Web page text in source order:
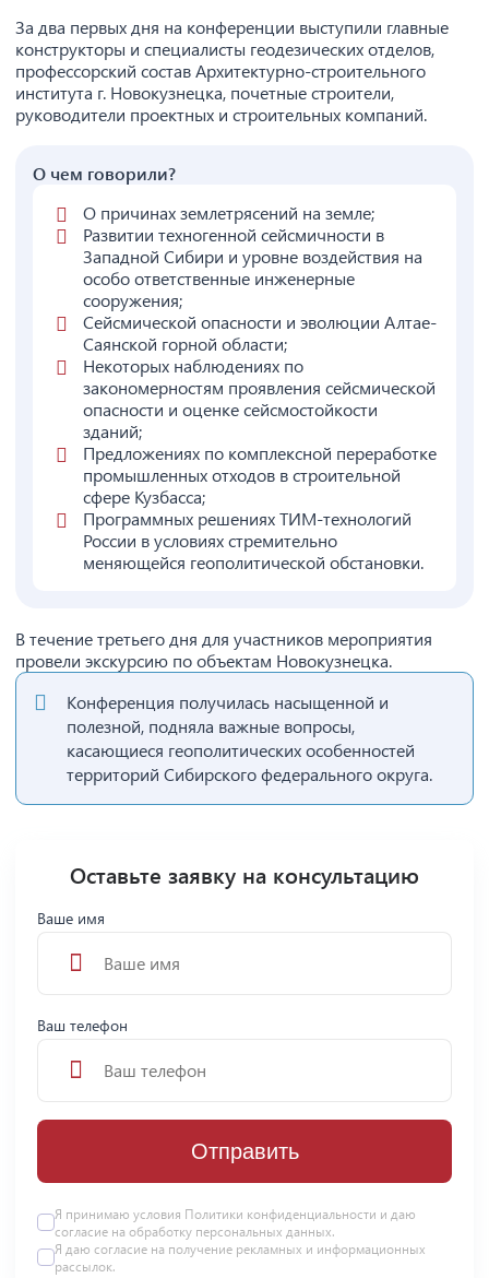
За два первых дня на конференции выступили главные
конструкторы и специалисты геодезических отделов,
профессорский состав Архитектурно-строительного
института г. Новокузнецка, почетные строители,
руководители проектных и строительных компаний.
О чем говорили?
О причинах землетрясений на земле;
Развитии техногенной сейсмичности в
Западной Сибири и уровне воздействия на
особо ответственные инженерные
сооружения;
Сейсмической опасности и эволюции Алтае-
Саянской горной области;
Некоторых наблюдениях по
закономерностям проявления сейсмической
опасности и оценке сейсмостойкости
зданий;
Предложениях по комплексной переработке
промышленных отходов в строительной
сфере Кузбасса;
Программных решениях ТИМ-технологий
России в условиях стремительно
меняющейся геополитической обстановки.
В течение третьего дня для участников мероприятия
провели экскурсию по объектам Новокузнецка.
Конференция получилась насыщенной и
полезной, подняла важные вопросы,
касающиеся геополитических особенностей
территорий Сибирского федерального округа.
Оставьте заявку на консультацию
Ваше имя
Ваш телефон
Отправить
Я принимаю условия Политики конфиденциальности и даю
согласие на обработку персональных данных.
Я даю согласие на получение рекламных и информационных
рассылок.